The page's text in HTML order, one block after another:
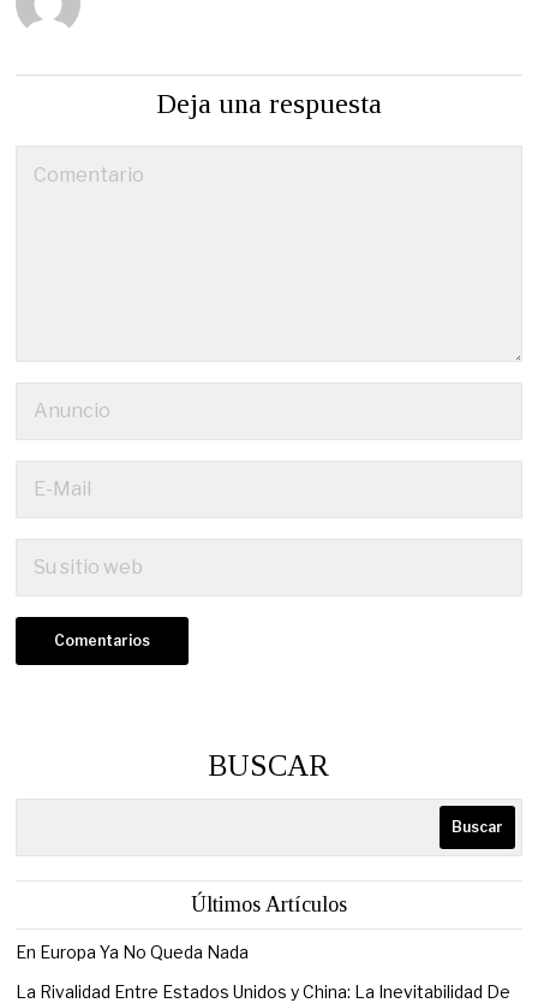
Deja una respuesta
BUSCAR
Buscar
Últimos Artículos
En Europa Ya No Queda Nada
La Rivalidad Entre Estados Unidos y China: La Inevitabilidad De